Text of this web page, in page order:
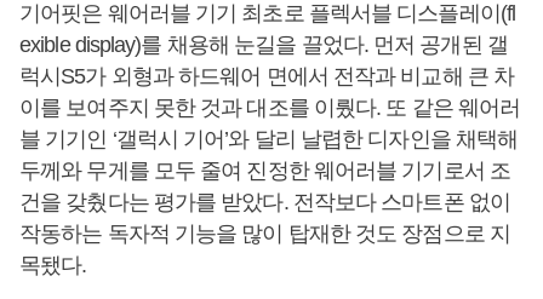
기어핏은 웨어러블 기기 최초로 플렉서블 디스플레이(fl
exible display)를 채용해 눈길을 끌었다. 먼저 공개된 갤
럭시S5가 외형과 하드웨어 면에서 전작과 비교해 큰 차
이를 보여주지 못한 것과 대조를 이뤘다. 또 같은 웨어러
블 기기인 ‘갤럭시 기어’와 달리 날렵한 디자인을 채택해
두께와 무게를 모두 줄여 진정한 웨어러블 기기로서 조
건을 갖췄다는 평가를 받았다. 전작보다 스마트폰 없이
작동하는 독자적 기능을 많이 탑재한 것도 장점으로 지
목됐다.